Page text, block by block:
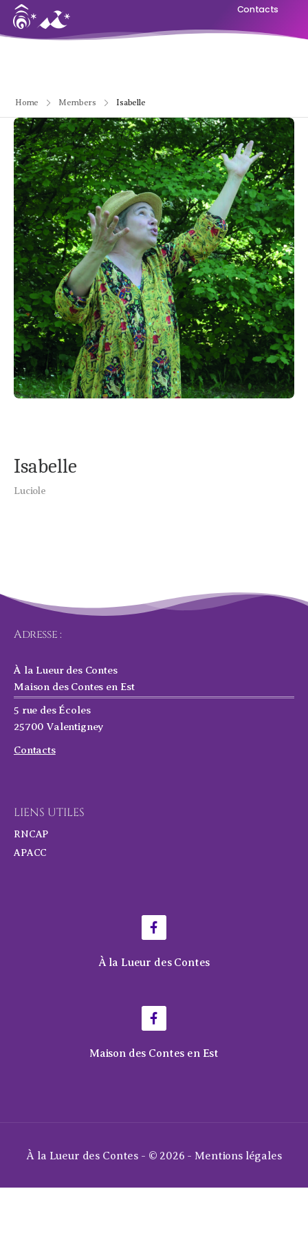
Contacts
Home Members Isabelle
Isabelle
Luciole
Adresse :
À la Lueur des Contes
Maison des Contes en Est
5 rue des Écoles
25700 Valentigney
Contacts
LIENS UTILES
RNCAP
APACC
À la Lueur des Contes
Maison des Contes en Est
À la Lueur des Contes - © 2026 - Mentions légales